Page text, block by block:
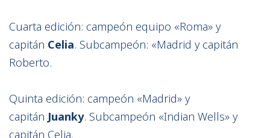
Cuarta edición: campeón equipo «Roma» y
capitán Celia. Subcampeón: «Madrid y capitán
Roberto.
Quinta edición: campeón «Madrid» y
capitán Juanky. Subcampeón «Indian Wells» y
capitán Celia.